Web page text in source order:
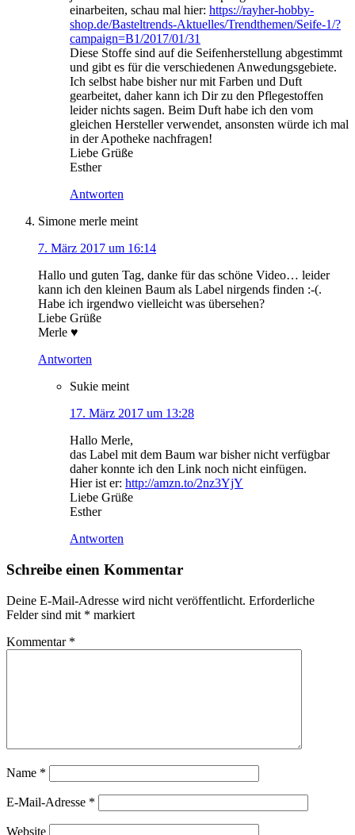
einarbeiten, schau mal hier: https://rayher-hobby-
shop.de/Basteltrends-Aktuelles/Trendthemen/Seife-1/?
campaign=B1/2017/01/31
Diese Stoffe sind auf die Seifenherstellung abgestimmt
und gibt es für die verschiedenen Anwedungsgebiete.
Ich selbst habe bisher nur mit Farben und Duft
gearbeitet, daher kann ich Dir zu den Pflegestoffen
leider nichts sagen. Beim Duft habe ich den vom
gleichen Hersteller verwendet, ansonsten würde ich mal
in der Apotheke nachfragen!
Liebe Grüße
Esther
Antworten
Simone merle meint
7. März 2017 um 16:14
Hallo und guten Tag, danke für das schöne Video… leider
kann ich den kleinen Baum als Label nirgends finden :-(.
Habe ich irgendwo vielleicht was übersehen?
Liebe Grüße
Merle ♥
Antworten
Sukie meint
17. März 2017 um 13:28
Hallo Merle,
das Label mit dem Baum war bisher nicht verfügbar
daher konnte ich den Link noch nicht einfügen.
Hier ist er: http://amzn.to/2nz3YjY
Liebe Grüße
Esther
Antworten
Schreibe einen Kommentar
Deine E-Mail-Adresse wird nicht veröffentlicht. Erforderliche
Felder sind mit * markiert
Kommentar *
Name *
E-Mail-Adresse *
Website